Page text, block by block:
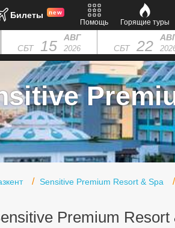
Билеты new
Помощь Горящие туры
СБТ 15 АВГ
2026 СБТ 22
Sensitive Premium Resort & Spa
Premium